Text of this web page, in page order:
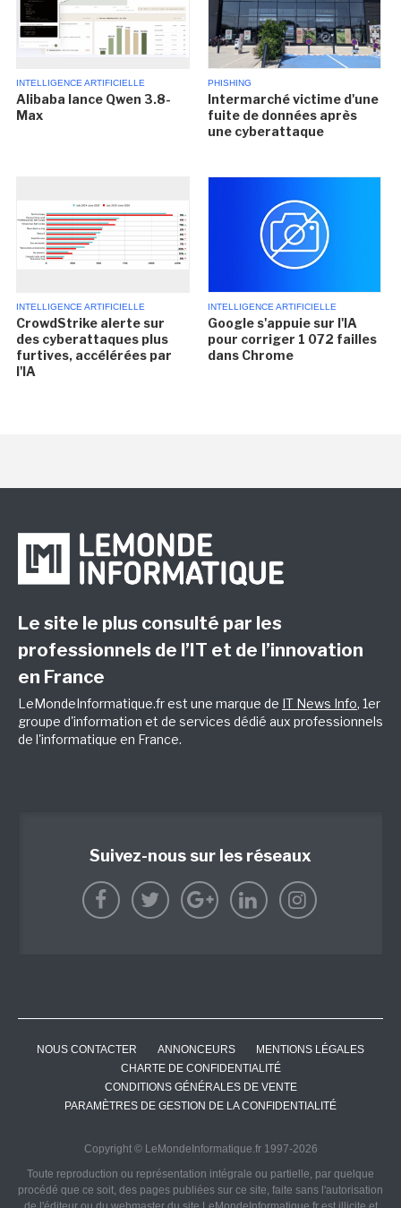
INTELLIGENCE ARTIFICIELLE
Alibaba lance Qwen 3.8-
Max
PHISHING
Intermarché victime d'une
fuite de données après
une cyberattaque
INTELLIGENCE ARTIFICIELLE
CrowdStrike alerte sur
des cyberattaques plus
furtives, accélérées par
l'IA
INTELLIGENCE ARTIFICIELLE
Google s'appuie sur l'IA
pour corriger 1 072 failles
dans Chrome
Le site le plus consulté par les
professionnels de l’IT et de l’innovation
en France
LeMondeInformatique.fr est une marque de IT News Info, 1er
groupe d'information et de services dédié aux professionnels
de l'informatique en France.
Suivez-nous sur les réseaux
NOUS CONTACTER ANNONCEURS
MENTIONS LÉGALES
CHARTE DE CONFIDENTIALITÉ
CONDITIONS GÉNÉRALES DE VENTE
PARAMÈTRES DE GESTION DE LA CONFIDENTIALITÉ
Copyright © LeMondeInformatique.fr 1997-2026
Toute reproduction ou représentation intégrale ou partielle, par quelque
procédé que ce soit, des pages publiées sur ce site, faite sans l'autorisation